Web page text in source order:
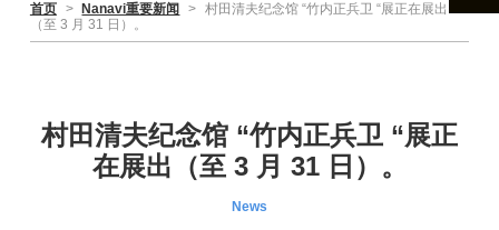
首页 > Nanavi重要新闻 > 村田清夫纪念馆 “竹内正兵卫 “展正在展出
（至 3 月 31 日）。
村田清夫纪念馆 “竹内正兵卫 “展正
在展出（至 3 月 31 日）。
News